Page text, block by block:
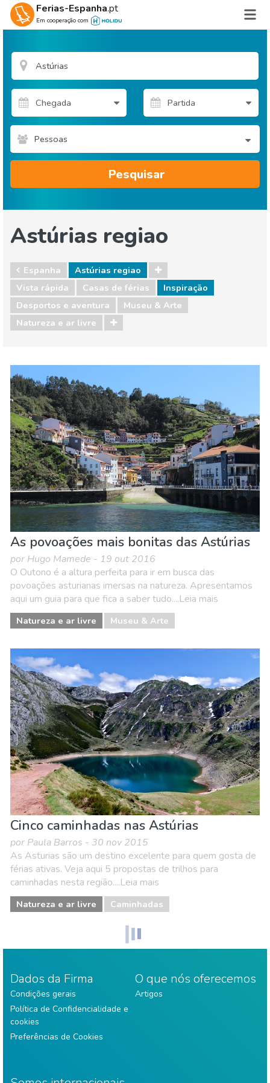
Ferias-Espanha.pt
Em cooperação com
Pessoas
Pesquisar
Astúrias regiao
Espanha
Astúrias regiao
Vista rápida
Casas de férias
Inspiração
Desportos e aventura
Museu & Arte
Natureza e ar livre
Desportos e aventura
Natureza e ar livre
As povoações mais bonitas das Astúrias
por Hugo Mamede - 19 out 2016
O Outono é a altura perfeita para ir em busca das
povoações asturianas imersas na natureza. Apresentamos
aqui um guia para que fica a saber tudo....Leia mais
Natureza e ar livre Museu & Arte
Cinco caminhadas nas Astúrias
por Paula Barros - 30 nov 2015
As Asturias são um destino excelente para quem gosta de
férias ativas. Veja aqui 5 propostas de trilhos para
caminhadas nesta região....Leia mais
Natureza e ar livre Caminhadas
Dados da Firma
Condições gerais
Política de Confidencialidade e
cookies
Preferências de Cookies
O que nós oferecemos
Artigos